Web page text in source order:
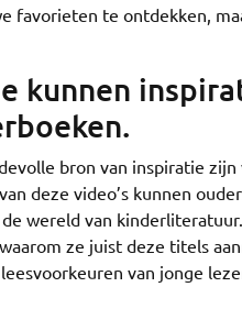
favorieten te ontdekken,
kunnen
bron van inspiratie
deze video’s kunnen
wereld van
ze juist deze titels
van jonge